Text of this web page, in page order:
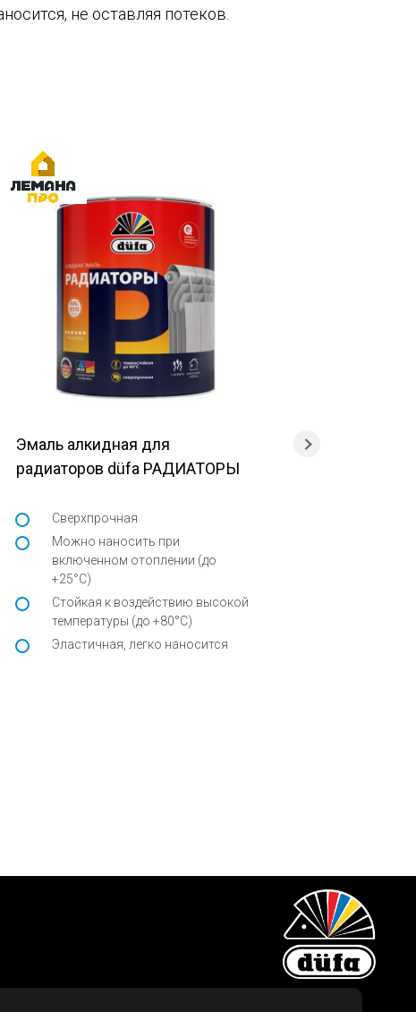
не оставляя потеков.
Эмаль алкидная для
радиаторов düfa РАДИАТОРЫ
Сверхпрочная
Можно наносить при
включенном отоплении (до
+25°С)
Стойкая к воздействию высокой
температуры (до +80°С)
Эластичная, легко наносится